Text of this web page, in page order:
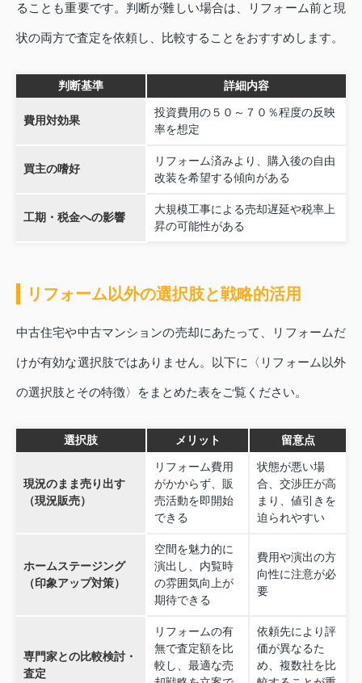
ることも重要です。判断が難しい場合は、リフォーム前と現
状の両方で査定を依頼し、比較することをおすすめします。
判断基準 詳細内容
費用対効果
投資費用の５０～７０％程度の反映
率を想定
買主の嗜好
リフォーム済みより、購入後の自由
改装を希望する傾向がある
工期・税金への影響
大規模工事による売却遅延や税率上
昇の可能性がある
リフォーム以外の選択肢と戦略的活用
中古住宅や中古マンションの売却にあたって、リフォームだ
けが有効な選択肢ではありません。以下に〈リフォーム以外
の選択肢とその特徴〉をまとめた表をご覧ください。
選択肢 メリット 留意点
現況のまま売り出す
（現況販売）
リフォーム費用
がかからず、販
売活動を即開始
できる
状態が悪い場
合、交渉圧が高
まり、値引きを
迫られやすい
ホームステージング
（印象アップ対策）
空間を魅力的に
演出し、内覧時
の雰囲気向上が
期待できる
費用や演出の方
向性に注意が必
要
専門家との比較検討・
査定
リフォームの有
無で査定額を比
較し、最適な売
依頼先により評
価が異なるた
め、複数社を比